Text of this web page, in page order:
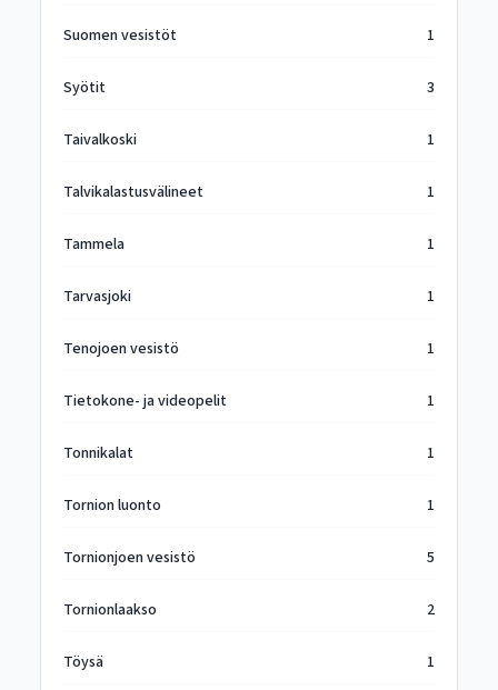
Suomen vesistöt 1
Syötit 3
Taivalkoski 1
Talvikalastusvälineet 1
Tammela 1
Tarvasjoki 1
Tenojoen vesistö 1
Tietokone- ja videopelit 1
Tonnikalat 1
Tornion luonto 1
Tornionjoen vesistö 5
Tornionlaakso 2
Töysä 1